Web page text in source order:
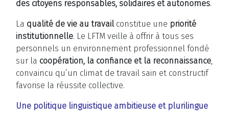
des citoyens responsables, solidaires et autonomes.
La qualité de vie au travail constitue une priorité
institutionnelle. Le LFTM veille à offrir à tous ses
personnels un environnement professionnel fondé
sur la coopération, la confiance et la reconnaissance,
convaincu qu’un climat de travail sain et constructif
favorise la réussite collective.
Une politique linguistique ambitieuse et plurilingue